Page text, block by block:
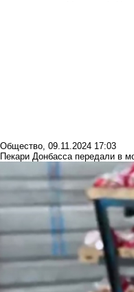
Общество 09.11.2024 17:03
Пекари Донбасса передали в